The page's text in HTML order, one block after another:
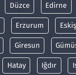
Düzce Edirne
Erzurum
Giresun
Hatay Iğdır